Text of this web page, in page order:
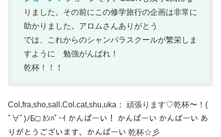
りました。その前にこの修学旅行の企画は非常に
助かりました。アロムさんありがとう
では、これからのシャンバラスクールが繁栄しま
すように 勉強がんばれ！
乾杯！！！
Col,fra,sho,sall.Col.cat,shu,uka： 頑張ります♡乾杯〜！(
ﾟ∀ﾟ)ﾉБ□ ｶﾝﾊﾟｰｲ かんぱーい！ かんぱーい かんばーい あ
りがとうございます、かんぱーい 乾杯☆彡